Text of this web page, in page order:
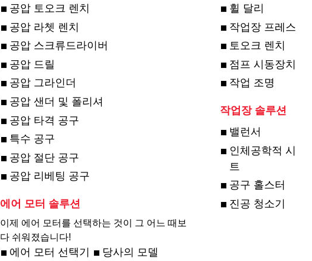
공압 토오크 렌치
공압 라쳇 렌치
공압 스크류드라이버
공압 드릴
공압 그라인더
공압 샌더 및 폴리셔
공압 타격 공구
특수 공구
공압 절단 공구
공압 리베팅 공구
에어 모터 솔루션
이제 에어 모터를 선택하는 것이 그 어느 때보
다 쉬워졌습니다!
에어 모터 선택기 당사의 모델
휠 달리
작업장 프레스
토오크 렌치
점프 시동장치
작업 조명
작업장 솔루션
밸런서
인체공학적 시
트
공구 홀스터
진공 청소기